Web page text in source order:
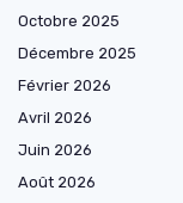
Octobre 2025
Décembre 2025
Février 2026
Avril 2026
Juin 2026
Août 2026